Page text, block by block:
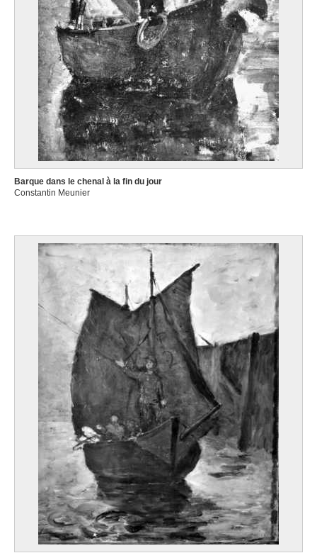
Barque dans le chenal à la fin du jour
Constantin Meunier